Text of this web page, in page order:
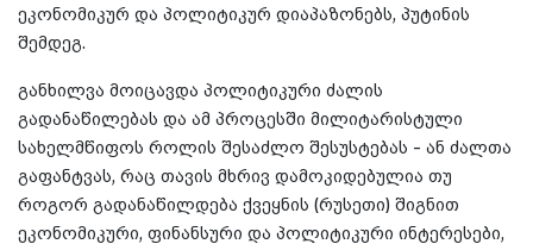
ეკონომიკურ და პოლიტიკურ დიაპაზონებს, პუტინის
შემდეგ.
განხილვა მოიცავდა პოლიტიკური ძალის
გადანაწილებას და ამ პროცესში მილიტარისტული
სახელმწიფოს როლის შესაძლო შესუსტებას - ან ძალთა
გაფანტვას, რაც თავის მხრივ დამოკიდებულია თუ
როგორ გადანაწილდება ქვეყნის (რუსეთი) შიგნით
ეკონომიკური, ფინანსური და პოლიტიკური ინტერესები,